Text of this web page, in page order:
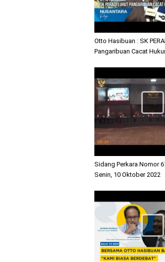
Otto Hasibuan : SK
Pangaribuan Cacat
Sidang Perkara Nomor
Senin, 10 Oktober 2022